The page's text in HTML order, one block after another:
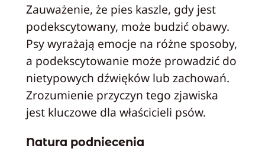
Zauważenie, że pies kaszle, gdy jest
podekscytowany, może budzić obawy.
Psy wyrażają emocje na różne sposoby,
a podekscytowanie może prowadzić do
nietypowych dźwięków lub zachowań.
Zrozumienie przyczyn tego zjawiska
jest kluczowe dla właścicieli psów.
Natura podniecenia